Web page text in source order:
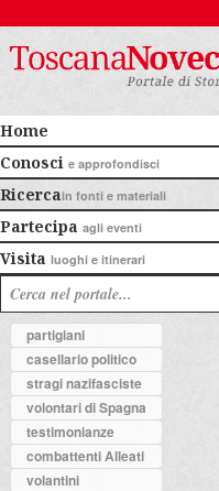
Home
Conosci e approfondisci
Ricercain fonti e materiali
Partecipa agli eventi
Visita luoghi e itinerari
partigiani
casellario politico
stragi nazifasciste
volontari di Spagna
testimonianze
combattenti Alleati
volantini